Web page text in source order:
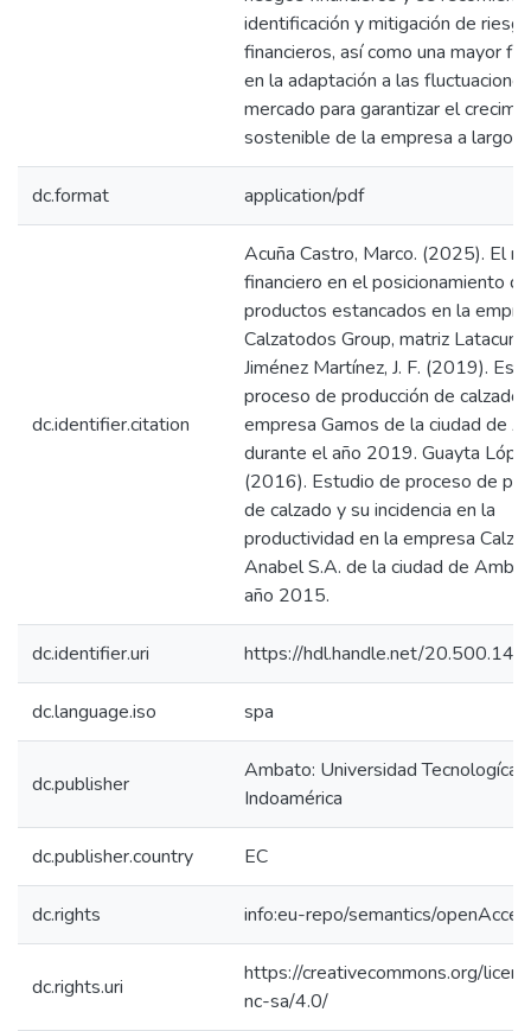
identificación y mitigación de
financieros, así como una mayor
en la adaptación a las
mercado para garantizar el
sostenible de la empresa a largo
dc.format application/pdf
dc.identifier.citation
Acuña Castro, Marco. (2025). El
financiero en el posicionamiento de
productos estancados en la
Calzatodos Group, matriz
Jiménez Martínez, J. F. (2019).
proceso de producción de calzado
empresa Gamos de la ciudad de
durante el año 2019. Guayta
(2016). Estudio de proceso de
de calzado y su incidencia en la
productividad en la empresa
Anabel S.A. de la ciudad de
año 2015.
dc.identifier.uri https://hdl.handle.net/
dc.language.iso spa
dc.publisher
Ambato: Universidad Tecnologíca
Indoamérica
dc.publisher.country EC
dc.rights info:eu-repo/semantics/
dc.rights.uri
https://creativecommons.org/
nc-sa/4.0/